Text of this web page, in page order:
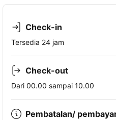
Check-in
Tersedia 24 jam
Check-out
Dari 00.00 sampai 10.00
Pembatalan/